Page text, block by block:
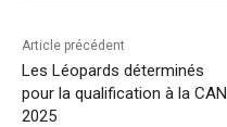
Article précédent
Les Léopards déterminés
pour la qualification à la CAN
2025